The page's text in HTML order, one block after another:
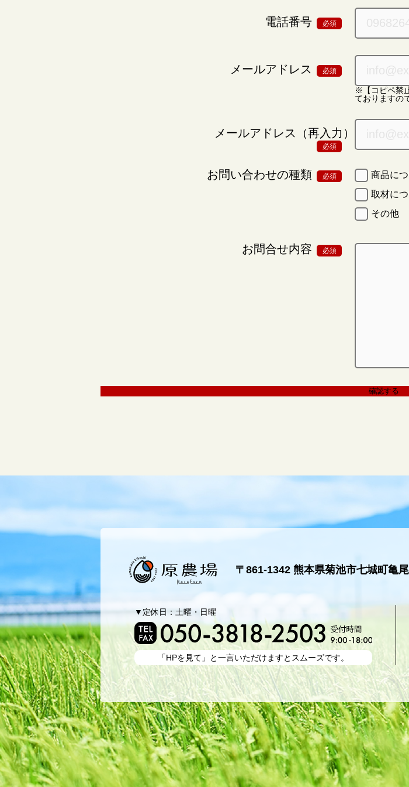
電話番号 必須
メールアドレス 必須
※【コピペ禁
ておりますの
メールアドレス（再入力）
必須
お問い合わせの種類 必須
商品に
取材に
その他
お問合せ内容 必須
〒861-1342 熊本県菊池市七城町亀
▼定休日：土曜・日曜
「HPを見て」と一言いただけますとスムーズです。